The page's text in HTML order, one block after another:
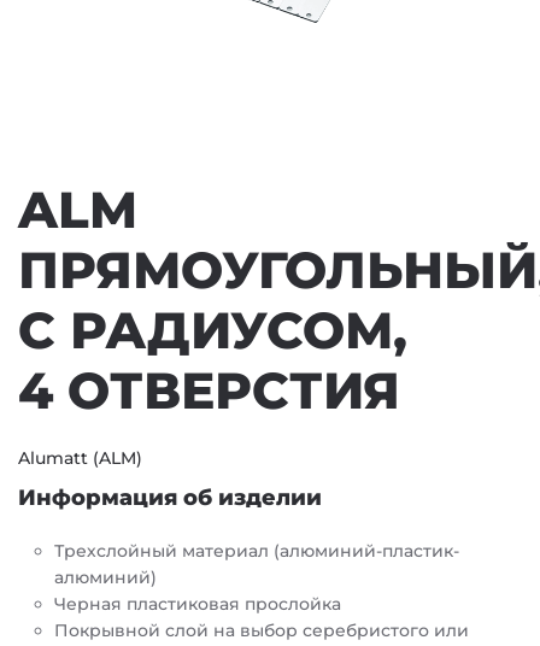
ALM
С РАДИУСОМ,
4 ОТВЕРСТИЯ
Alumatt (ALM)
Информация об изделии
Трехслойный материал (алюминий-пластик-
алюминий)
Черная пластиковая прослойка
Покрывной слой на выбор серебристого или